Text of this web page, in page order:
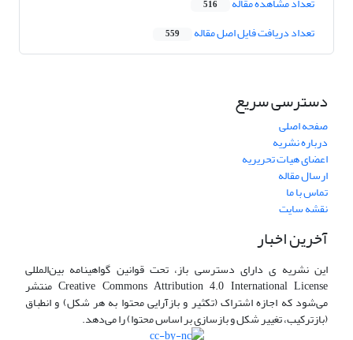
516
تعداد دریافت فایل اصل مقاله 559
دسترسی سریع
صفحه اصلی
درباره نشریه
اعضای هیات تحریریه
ارسال مقاله
تماس با ما
نقشه سایت
آخرین اخبار
این نشریه ی دارای دسترسی باز، تحت قوانین گواهینامه بین‌المللی
Creative Commons Attribution 4.0 International License منتشر
می‌شود که اجازه اشتراک (تکثیر و بازآرایی محتوا به هر شکل) و انطباق
(بازترکیب، تغییر شکل و بازسازی بر اساس محتوا) را می‌دهد.